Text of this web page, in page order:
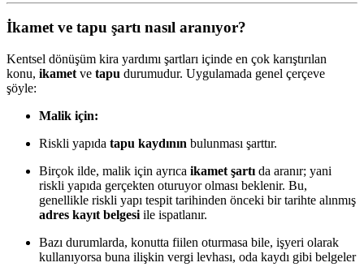
İkamet ve tapu şartı nasıl aranıyor?
Kentsel dönüşüm kira yardımı şartları içinde en çok karıştırılan
konu, ikamet ve tapu durumudur. Uygulamada genel çerçeve
şöyle:
Malik için:
Riskli yapıda tapu kaydının bulunması şarttır.
Birçok ilde, malik için ayrıca ikamet şartı da aranır; yani
riskli yapıda gerçekten oturuyor olması beklenir. Bu,
genellikle riskli yapı tespit tarihinden önceki bir tarihte alınmış
adres kayıt belgesi ile ispatlanır.
Bazı durumlarda, konutta fiilen oturmasa bile, işyeri olarak
kullanıyorsa buna ilişkin vergi levhası, oda kaydı gibi belgeler